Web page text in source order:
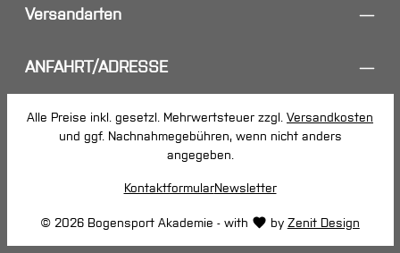
Versandarten
ANFAHRT/ADRESSE
Alle Preise inkl. gesetzl. Mehrwertsteuer zzgl. Versandkosten
und ggf. Nachnahmegebühren, wenn nicht anders
angegeben.
© 2026 Bogensport Akademie - with by Zenit Design
KontaktformularNewsletter